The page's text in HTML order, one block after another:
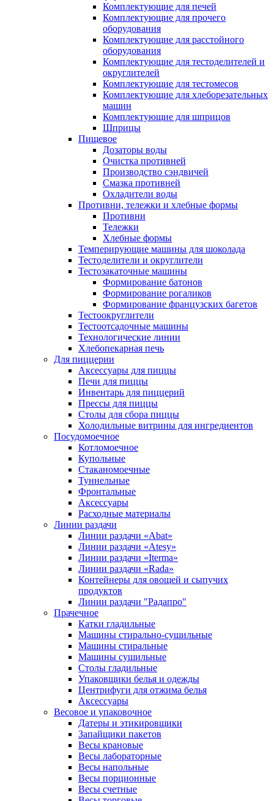
Комплектующие для печей
Комплектующие для прочего
оборудования
Комплектующие для расстойного
оборудования
Комплектующие для тестоделителей и
округлителей
Комплектующие для тестомесов
Комплектующие для хлеборезательных
машин
Комплектующие для шприцов
Шприцы
Пищевое
Дозаторы воды
Очистка противней
Производство сэндвичей
Смазка противней
Охладители воды
Противни, тележки и хлебные формы
Противни
Тележки
Хлебные формы
Темперирующие машины для шоколада
Тестоделители и округлители
Тестозакаточные машины
Формирование батонов
Формирование рогаликов
Формирование французских багетов
Тестоокруглители
Тестоотсадочные машины
Технологические линии
Хлебопекарная печь
Для пиццерии
Аксессуары для пиццы
Печи для пиццы
Инвентарь для пиццерий
Прессы для пиццы
Столы для сбора пиццы
Холодильные витрины для ингредиентов
Посудомоечное
Котломоечное
Купольные
Стаканомоечные
Туннельные
Фронтальные
Аксессуары
Расходные материалы
Линии раздачи
Линии раздачи «Abat»
Линии раздачи «Atesy»
Линии раздачи «Iterma»
Линии раздачи «Rada»
Контейнеры для овощей и сыпучих
продуктов
Линии раздачи "Радапро"
Прачечное
Катки гладильные
Машины стирально-сушильные
Машины стиральные
Машины сушильные
Столы гладильные
Упаковщики белья и одежды
Центрифуги для отжима белья
Аксессуары
Весовое и упаковочное
Датеры и этикировщики
Запайщики пакетов
Весы крановые
Весы лабораторные
Весы напольные
Весы порционные
Весы счетные